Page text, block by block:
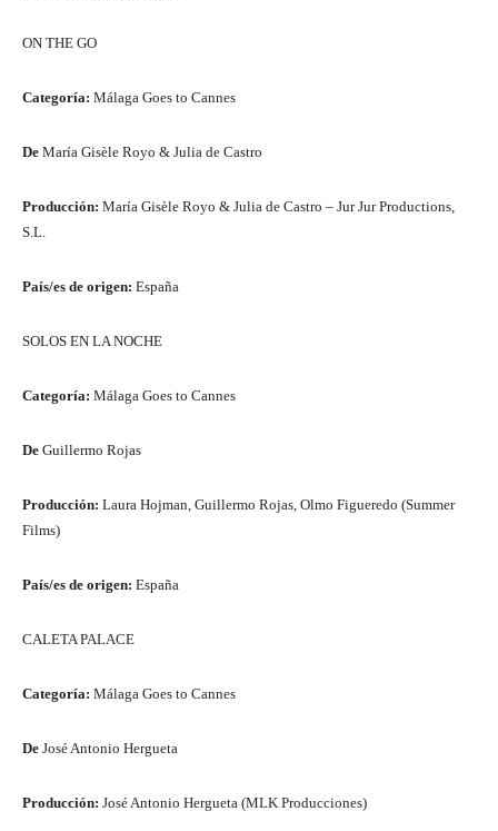
ON THE GO
Categoría: Málaga Goes to Cannes
De María Gisèle Royo & Julia de Castro
Producción: María Gisèle Royo & Julia de Castro – Jur Jur Productions,
S.L.
País/es de origen: España
SOLOS EN LA NOCHE
Categoría: Málaga Goes to Cannes
De Guillermo Rojas
Producción: Laura Hojman, Guillermo Rojas, Olmo Figueredo (Summer
Films)
País/es de origen: España
CALETA PALACE
Categoría: Málaga Goes to Cannes
De José Antonio Hergueta
Producción: José Antonio Hergueta (MLK Producciones)